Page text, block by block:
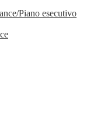
Piano esecutivo